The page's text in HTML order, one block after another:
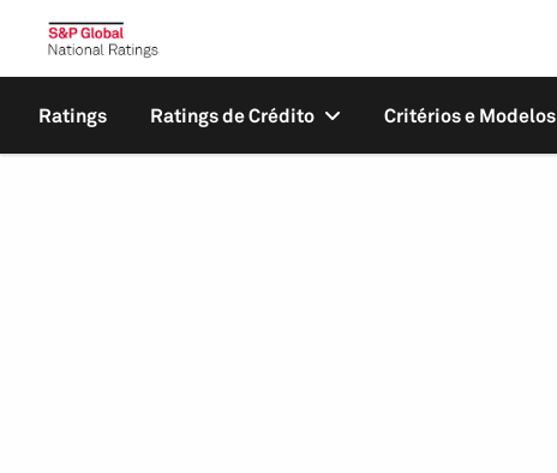
Ratings Ratings de Crédito Critérios e Modelos